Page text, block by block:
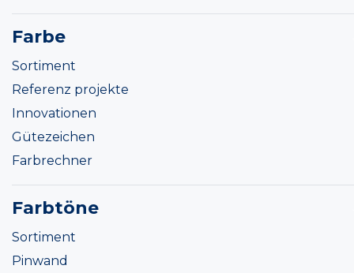
Farbe
Sortiment
Referenz projekte
Innovationen
Gütezeichen
Farbrechner
Farbtöne
Sortiment
Pinwand